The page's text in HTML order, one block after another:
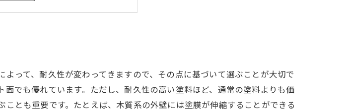
も重要な塗料選びのポイント
って、耐久性が変わってきますので、その点に基づいて選ぶことが大切で
でも優れています。ただし、耐久性の高い塗料ほど、通常の塗料よりも価
とも重要です。たとえば、木質系の外壁には塗膜が伸縮することができる